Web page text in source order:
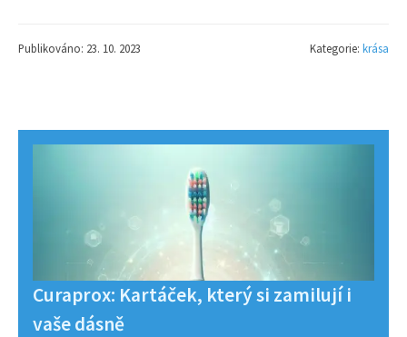
Publikováno: 23. 10. 2023 Kategorie: krása
Curaprox: Kartáček, který si zamilují i
vaše dásně